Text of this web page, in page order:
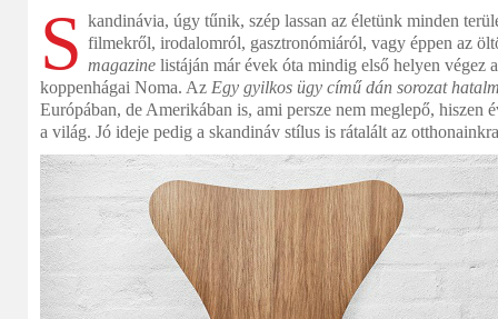
S kandinávia, úgy tűnik, szép lassan az életünk minden
filmekről, irodalomról, gasztronómiáról, vagy éppen az
magazine listáján már évek óta mindig első helyen végez
koppenhágai Noma. Az Egy gyilkos ügy című dán sorozat
Európában, de Amerikában is, ami persze nem meglepő, hiszen
a világ. Jó ideje pedig a skandináv stílus is rátalált az